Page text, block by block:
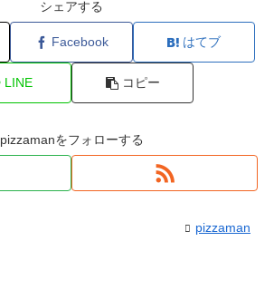
シェアする
Facebook はてブ
LINE コピー
pizzamanをフォローする
pizzaman